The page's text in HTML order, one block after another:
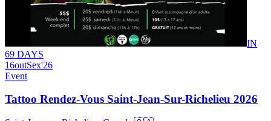
IN
69 DAYS
16outSex'26
Event
Tattoo Rendez-Vous Saint-Jean-Sur-Richelieu 2026